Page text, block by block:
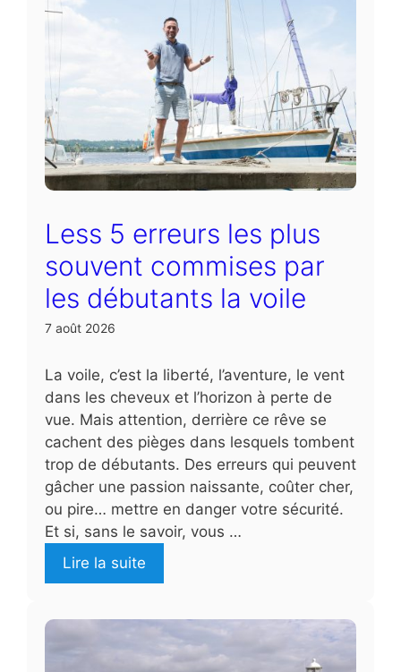
Less 5 erreurs les plus
souvent commises par
les débutants la voile
7 août 2026
La voile, c’est la liberté, l’aventure, le vent
dans les cheveux et l’horizon à perte de
vue. Mais attention, derrière ce rêve se
cachent des pièges dans lesquels tombent
trop de débutants. Des erreurs qui peuvent
gâcher une passion naissante, coûter cher,
ou pire… mettre en danger votre sécurité.
Et si, sans le savoir, vous …
Lire la suite